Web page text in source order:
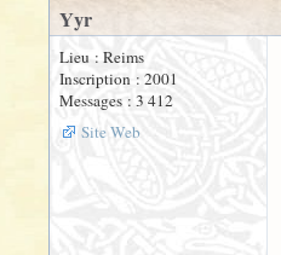
Yyr
Lieu : Reims
Inscription : 2001
Messages : 3 412
Site Web